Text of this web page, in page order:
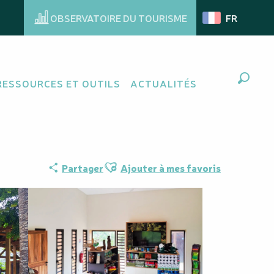
OBSERVATOIRE DU TOURISME FR
ET OUTILS ACTUALITÉS
des
PartagerAjouter aux favoris
Ajouter à mes favoris